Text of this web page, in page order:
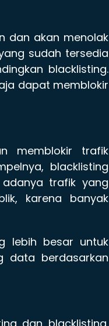
dan akan menolak
sudah tersedia
blacklisting.
dapat memblokir
memblokir trafik
blacklisting
trafik yang
karena banyak
lebih besar untuk
data berdasarkan